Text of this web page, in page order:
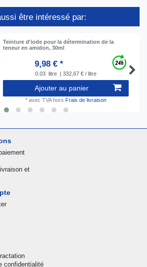
être intéressé par:
Teinture d'iode pour la détermination de la
teneur en amidon, 30ml
9,98 € *
0.03 litre | 332,67 € / litre
Ajouter au panier
* avec TVAhors Frais de livraison
et
confidentialité